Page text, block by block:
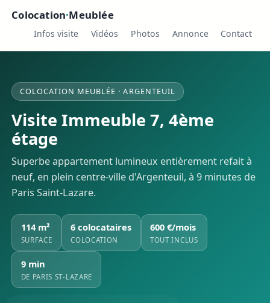
Colocation·Meublée
Infos visite Vidéos Photos Annonce Contact
COLOCATION MEUBLÉE · ARGENTEUIL
Visite Immeuble 7, 4ème
étage
Superbe appartement lumineux entièrement refait à
neuf, en plein centre-ville d'Argenteuil, à 9 minutes de
Paris Saint-Lazare.
114 m²
SURFACE
6 colocataires
COLOCATION
600 €/mois
TOUT INCLUS
9 min
DE PARIS ST-LAZARE